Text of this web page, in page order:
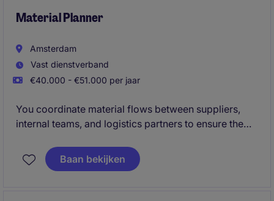
agreements, cloud services, and procurement
Material Planner
Amsterdam
Vast dienstverband
€40.000 - €51.000 per jaar
You coordinate material flows between suppliers,
internal teams, and logistics partners to ensure the
place. In this fast-paced international environment,
accuracy and proactive communication are key.
Baan bekijken